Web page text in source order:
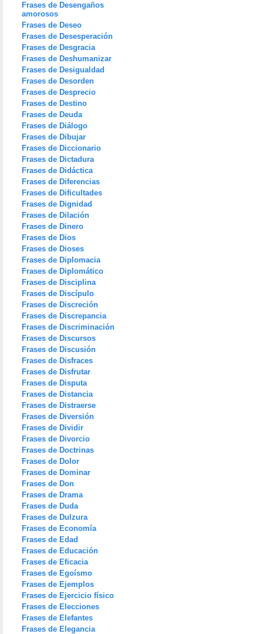
Frases de Desengaños
amorosos
Frases de Deseo
Frases de Desesperación
Frases de Desgracia
Frases de Deshumanizar
Frases de Desigualdad
Frases de Desorden
Frases de Desprecio
Frases de Destino
Frases de Deuda
Frases de Diálogo
Frases de Dibujar
Frases de Diccionario
Frases de Dictadura
Frases de Didáctica
Frases de Diferencias
Frases de Dificultades
Frases de Dignidad
Frases de Dilación
Frases de Dinero
Frases de Dios
Frases de Dioses
Frases de Diplomacia
Frases de Diplomático
Frases de Disciplina
Frases de Discípulo
Frases de Discreción
Frases de Discrepancia
Frases de Discriminación
Frases de Discursos
Frases de Discusión
Frases de Disfraces
Frases de Disfrutar
Frases de Disputa
Frases de Distancia
Frases de Distraerse
Frases de Diversión
Frases de Dividir
Frases de Divorcio
Frases de Doctrinas
Frases de Dolor
Frases de Dominar
Frases de Don
Frases de Drama
Frases de Duda
Frases de Dulzura
Frases de Economía
Frases de Edad
Frases de Educación
Frases de Eficacia
Frases de Egoísmo
Frases de Ejemplos
Frases de Ejercicio físico
Frases de Elecciones
Frases de Elefantes
Frases de Elegancia